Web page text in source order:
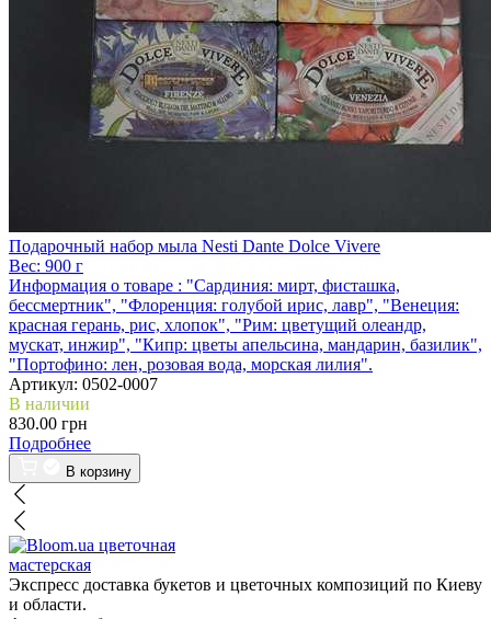
Подарочный набор мыла Nesti Dante Dolce Vivere
Вес: 900 г
Информация о товаре : "Сардиния: мирт, фисташка,
бессмертник", "Флоренция: голубой ирис, лавр", "Венеция:
красная герань, рис, хлопок", "Рим: цветущий олеандр,
мускат, инжир", "Кипр: цветы апельсина, мандарин, базилик",
"Портофино: лен, розовая вода, морская лилия".
Артикул: 0502-0007
В наличии
830.00 грн
Подробнее
В корзину
цветочная
мастерская
Экспресс доставка букетов и цветочных композиций по Киеву
и области.